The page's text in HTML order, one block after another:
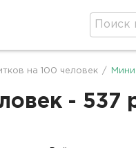
на 100 человек /
- 537